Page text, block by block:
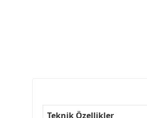
Teknik Özellikler